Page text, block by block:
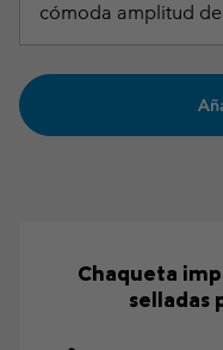
cómoda amplitud
Chaqueta
selladas